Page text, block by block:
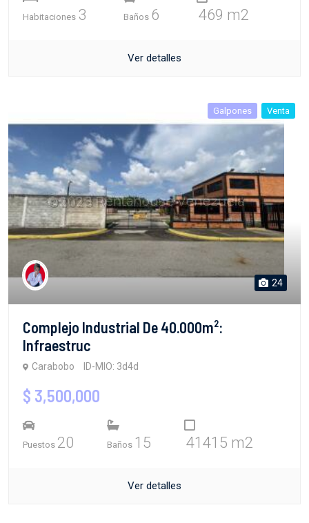
Habitaciones 3 Baños 6 469 m2
Ver detalles
Galpones Venta
24
Complejo Industrial De 40.000m²:
Infraestruc
Carabobo ID-MIO: 3d4d
$ 3,500,000
Puestos 20 Baños 15 41415 m2
Ver detalles